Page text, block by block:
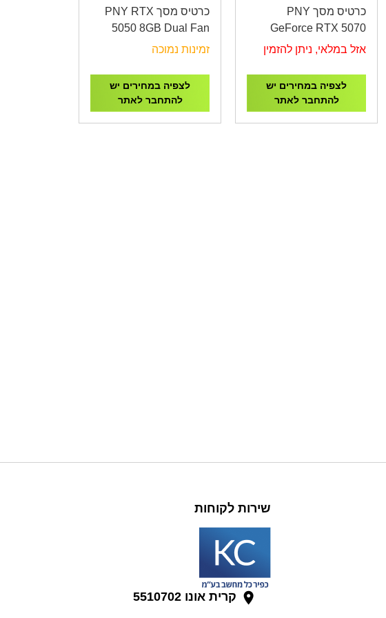
כרטיס מסך PNY
GeForce RTX 5070
12GB Overclocked
אזל במלאי, ניתן להזמין
לצפיה במחירים יש
להתחבר לאתר
כרטיס מסך PNY RTX
5050 8GB Dual Fan
DLSS 4
זמינות נמוכה
לצפיה במחירים יש
להתחבר לאתר
שירות לקוחות
קרית אונו 5510702